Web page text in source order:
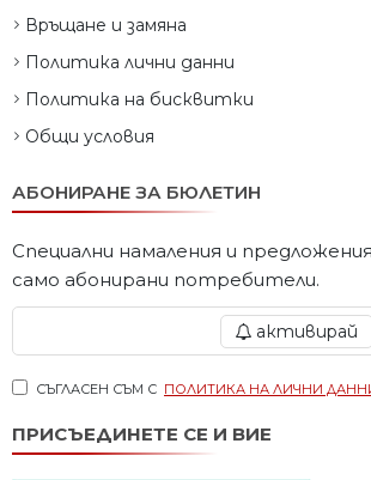
Връщане и замяна
Политика лични данни
Политика на бисквитки
Общи условия
АБОНИРАНЕ ЗА БЮЛЕТИН
Специални намаления и
само абонирани потребители.
активирай
СЪГЛАСЕН СЪМ С ПОЛИТИКА НА ЛИЧНИ
ПРИСЪЕДИНЕТЕ СЕ И ВИЕ